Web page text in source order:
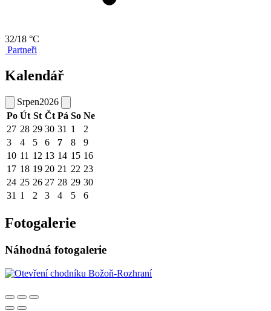
32/18 °C
Partneři
Kalendář
Srpen2026
Po Út St Čt Pá So Ne
27 28 29 30 31 1
2
3
4 5 6 7 8
9
10 11 12 13 14 15 16
17 18 19 20 21 22 23
24 25 26 27 28 29 30
31 1 2 3 4 5 6
Fotogalerie
Náhodná fotogalerie